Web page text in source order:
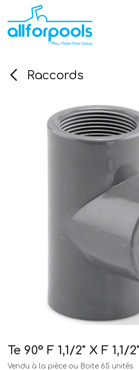
Se rendre au contenu
Raccords
Te 90° F 1,1/2" X F 1,1/
Vendu à la pièce ou Boite 65 unités